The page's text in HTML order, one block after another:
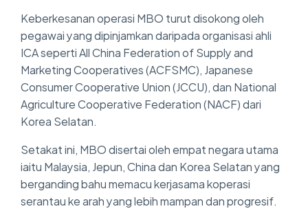
Keberkesanan operasi MBO turut disokong oleh
pegawai yang dipinjamkan daripada organisasi ahli
ICA seperti All China Federation of Supply and
Marketing Cooperatives (ACFSMC), Japanese
Consumer Cooperative Union (JCCU), dan National
Agriculture Cooperative Federation (NACF) dari
Korea Selatan.
Setakat ini, MBO disertai oleh empat negara utama
iaitu Malaysia, Jepun, China dan Korea Selatan yang
berganding bahu memacu kerjasama koperasi
serantau ke arah yang lebih mampan dan progresif.